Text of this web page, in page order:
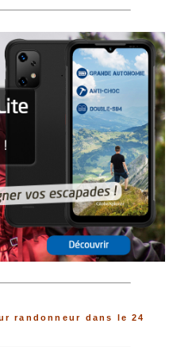
randonneur dans le 24